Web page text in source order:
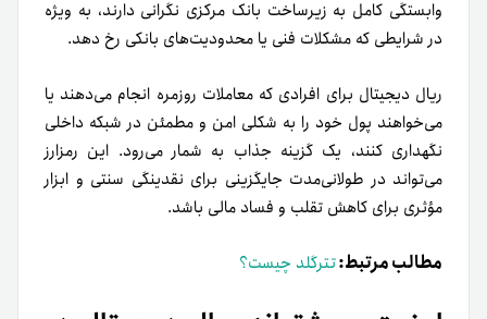
وابستگی کامل به زیرساخت بانک مرکزی نگرانی دارند، به ویژه
در شرایطی که مشکلات فنی یا محدودیت‌های بانکی رخ دهد.
ریال دیجیتال برای افرادی که معاملات روزمره انجام می‌دهند یا
می‌خواهند پول خود را به شکلی امن و مطمئن در شبکه داخلی
نگهداری کنند، یک گزینه جذاب به شمار می‌رود. این رمزارز
می‌تواند در طولانی‌مدت جایگزینی برای نقدینگی سنتی و ابزار
مؤثری برای کاهش تقلب و فساد مالی باشد.
مطالب مرتبط:تترگلد چیست؟